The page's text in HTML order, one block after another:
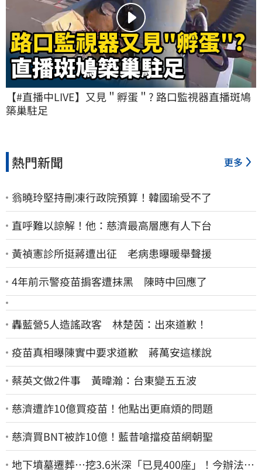
【#直播中LIVE】又見＂孵蛋＂? 路口監視器直播斑鳩
築巢駐足
熱門新聞 更多
翁曉玲堅持刪凍行政院預算！韓國瑜受不了
直呼難以諒解！他：慈濟最高層應有人下台
黃禎憲診所挺蔣遭出征 老病患曝暖舉聲援
4年前示警疫苗掮客遭抹黑 陳時中回應了
轟藍營5人造謠政客 林楚茵：出來道歉！
疫苗真相曝陳實中要求道歉 蔣萬安這樣說
蔡英文做2件事 黃暐瀚：台東變五五波
慈濟遭詐10億買疫苗！他點出更麻煩的問題
慈濟買BNT被詐10億！藍昔嗆擋疫苗網朝聖
地下墳墓遷葬…挖3.6米深「已見400座」！今辦法會